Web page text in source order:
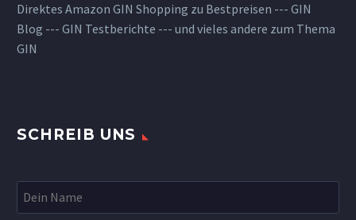
Direktes Amazon GIN Shopping zu Bestpreisen --- GIN
Blog --- GIN Testberichte --- und vieles andere zum Thema
GIN
SCHREIB UNS